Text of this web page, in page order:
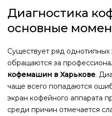
Диагностика
основные
Существует ряд
обращаются за
кофемашин в Харькове.
чаще всего попадаются
экран кофейного аппарата
среди причин отмечается